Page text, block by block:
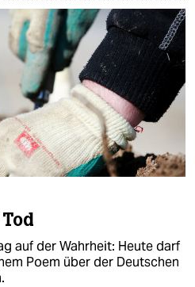
auf der Wahrheit: Heute darf
Poem über der Deutschen